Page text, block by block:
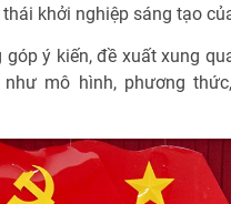
khởi nghiệp sáng tạo
ý kiến, đề xuất xung
mô hình, phương